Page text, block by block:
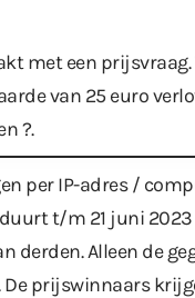
met een
van 25 euro
?.
per IP-adres /
t/m 21 juni 2023
derden. Alleen de
prijswinnaars